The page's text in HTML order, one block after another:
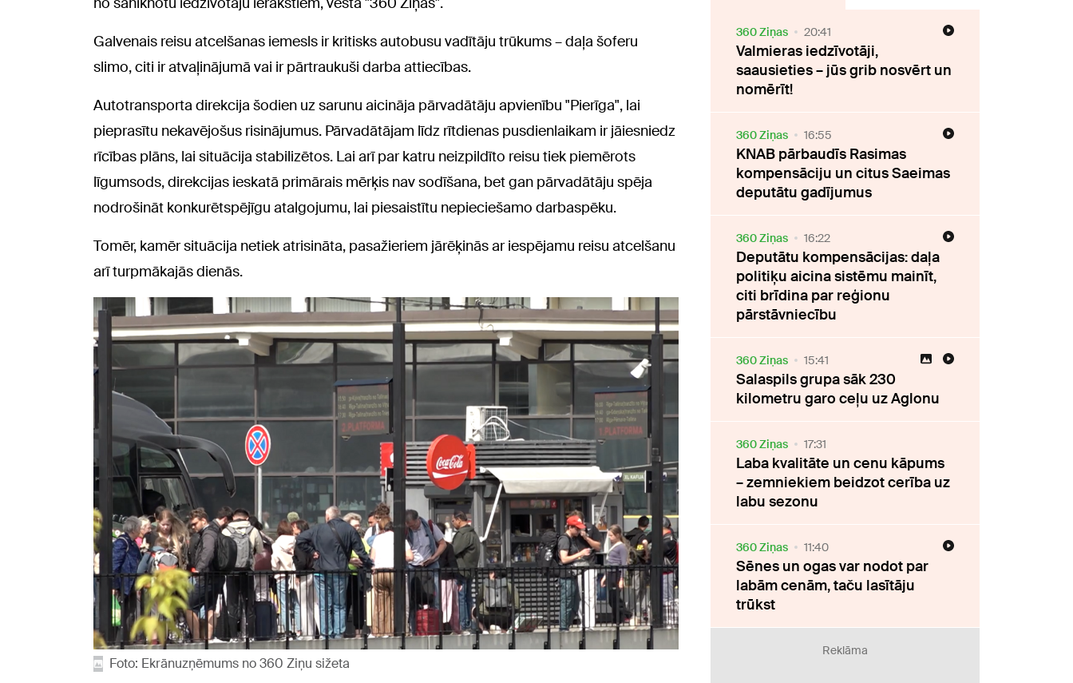
Galvenais reisu atcelšanas iemesls ir kritisks autobusu vadītāju trūkums – daļa šoferu
slimo, citi ir atvaļinājumā vai ir pārtraukuši darba attiecības.
Autotransporta direkcija šodien uz sarunu aicināja pārvadātāju apvienību "Pierīga", lai
pieprasītu nekavējošus risinājumus. Pārvadātājam līdz rītdienas pusdienlaikam ir jāiesniedz
rīcības plāns, lai situācija stabilizētos. Lai arī par katru neizpildīto reisu tiek piemērots
līgumsods, direkcijas ieskatā primārais mērķis nav sodīšana, bet gan pārvadātāju spēja
nodrošināt konkurētspējīgu atalgojumu, lai piesaistītu nepieciešamo darbaspēku.
Tomēr, kamēr situācija netiek atrisināta, pasažieriem jārēķinās ar iespējamu reisu atcelšanu
arī turpmākajās dienās.
Foto: Ekrānuzņēmums no 360 Ziņu sižeta
360 Ziņas 20:41
Valmieras iedzīvotāji,
saausieties – jūs grib nosvērt un
nomērīt!
360 Ziņas 16:55
KNAB pārbaudīs Rasimas
kompensāciju un citus Saeimas
deputātu gadījumus
360 Ziņas 16:22
Deputātu kompensācijas: daļa
politiķu aicina sistēmu mainīt,
citi brīdina par reģionu
pārstāvniecību
360 Ziņas 15:41
Salaspils grupa sāk 230
kilometru garo ceļu uz Aglonu
360 Ziņas 17:31
Laba kvalitāte un cenu kāpums
– zemniekiem beidzot cerība uz
labu sezonu
360 Ziņas 11:40
Sēnes un ogas var nodot par
labām cenām, taču lasītāju
trūkst
Reklāma